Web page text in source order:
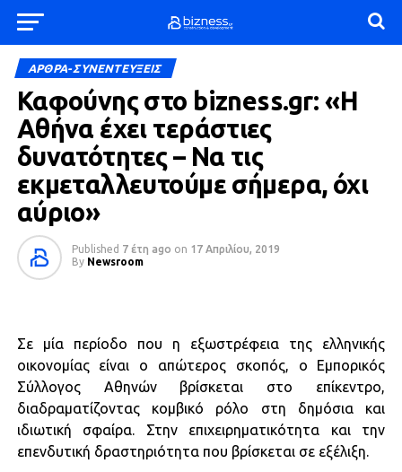
ΑΡΘΡΑ-ΣΥΝΕΝΤΕΥΞΕΙΣ
Καφούνης στο bizness.gr: «H
Αθήνα έχει τεράστιες
δυνατότητες – Να τις
εκμεταλλευτούμε σήμερα, όχι
αύριο»
Published 7 έτη ago on 17 Απριλίου, 2019
By Newsroom
Σε μία περίοδο που η εξωστρέφεια της ελληνικής
οικονομίας είναι ο απώτερος σκοπός, ο Εμπορικός
Σύλλογος Αθηνών βρίσκεται στο επίκεντρο,
διαδραματίζοντας κομβικό ρόλο στη δημόσια και
ιδιωτική σφαίρα. Στην επιχειρηματικότητα και την
επενδυτική δραστηριότητα που βρίσκεται σε εξέλιξη.